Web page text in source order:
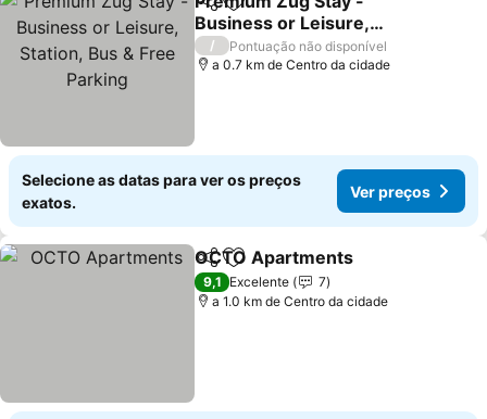
PartilharAdicionar aos favoritos
Business or Leisure,
Station, Bus & Free
Parking
Ver preços
/
Pontuação não disponível
a 0.7 km de Centro da cidade
Selecione as datas para ver os preços
exatos.
Ver preços
PartilharAdicionar aos favoritos
OCTO Apartments
9,1 Excelente
7
a 1.0 km de Centro da cidade